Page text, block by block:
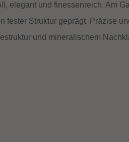
elegant und finessenreich. Am
fester Struktur geprägt. Präzise
und mineralischem